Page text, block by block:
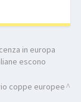
in europa
escono
coppe europee